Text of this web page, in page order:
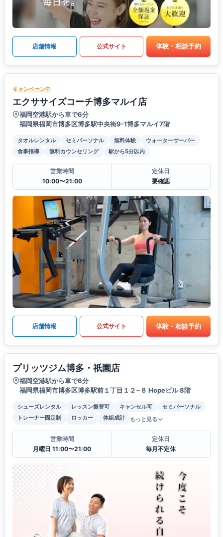
店舗情報 公式サイト 体験・相談予約
キャンペーン中
エクササイズコーチ博多マルイ店
福岡空港駅から車で6分
福岡県福岡市博多区博多駅中央街9-1博多マルイ7階
タオルレンタル セミパーソナル 無料体験
ウォーターサーバー
食事指導
無料カウンセリング 駅から5分以内
営業時間
10:00〜21:00
定休日
要確認
店舗情報 公式サイト 体験・相談予約
プリッツジム博多・祇園店
福岡空港駅から車で6分
福岡県福岡市博多区博多駅前１丁目１２−８ Hopeビル 8階
シューズレンタル レッスン振替可 キャンセル可
セミパーソナル
トレーナー固定制
ロッカー 体組成計 もっと見る
営業時間
月曜日 11:00〜21:00
定休日
毎月不定休